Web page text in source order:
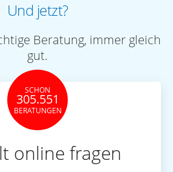
Und jetzt?
Beratung, immer gleich
gut.
SCHON
305.551
BERATUNGEN
online fragen